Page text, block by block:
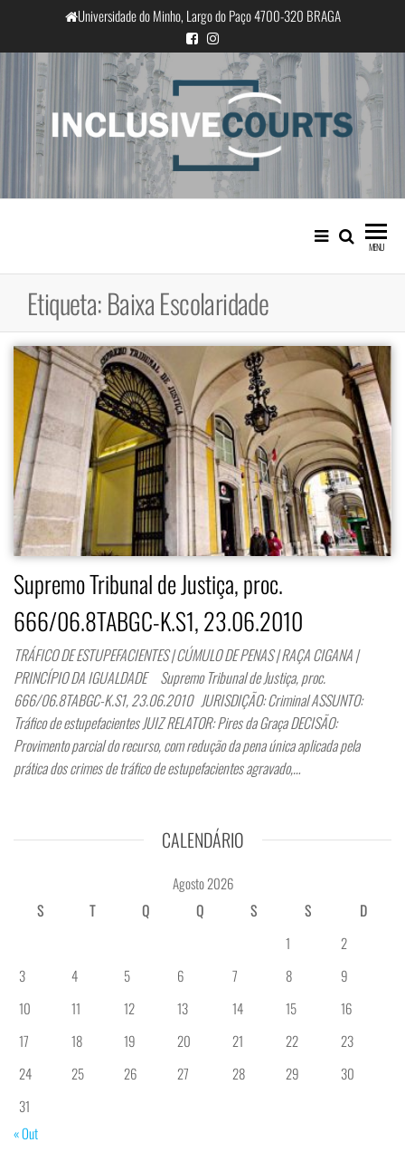
o
conteúdo
Universidade do Minho, Largo do Paço 4700-320 BRAGA
InclusiveCourts
Igualdade e diferença cultural na
prática judicial portuguesa
MENU
Etiqueta:Baixa Escolaridade
Supremo Tribunal de Justiça, proc.
666/06.8TABGC-K.S1, 23.06.2010
TRÁFICO DE ESTUPEFACIENTES | CÚMULO DE PENAS | RAÇA CIGANA |
PRINCÍPIO DA IGUALDADE Supremo Tribunal de Justiça, proc.
666/06.8TABGC-K.S1, 23.06.2010 JURISDIÇÃO: Criminal ASSUNTO:
Tráfico de estupefacientes JUIZ RELATOR: Pires da Graça DECISÃO:
Provimento parcial do recurso, com redução da pena única aplicada pela
prática dos crimes de tráfico de estupefacientes agravado,…
CALENDÁRIO
Agosto 2026
S
T Q Q S S
D
1
2
3
4 5 6 7 8
9
10
11 12 13 14 15
16
17
18 19 20 21 22
23
24
25 26 27 28 29
30
31
« Out